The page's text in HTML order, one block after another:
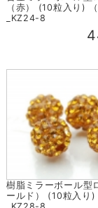
（赤） (10粒入り)
_KZ24-8
樹脂ミラーボール型
ールド） (10粒入り)